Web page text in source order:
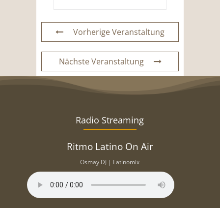
Vorherige Veranstaltung
Nächste Veranstaltung
Radio Streaming
Ritmo Latino On Air
Osmay DJ | Latinomix